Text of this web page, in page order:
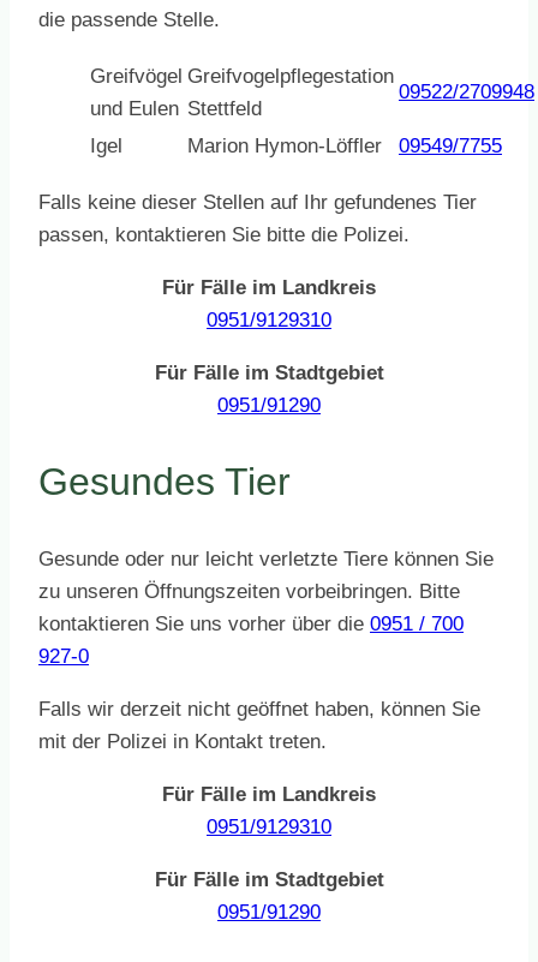
die passende Stelle.
Greifvögel
und Eulen
Greifvogelpflegestation
Stettfeld
09522/2709948
Igel Marion Hymon-Löffler 09549/7755
Falls keine dieser Stellen auf Ihr gefundenes Tier
passen, kontaktieren Sie bitte die Polizei.
Für Fälle im Landkreis
0951/9129310
Für Fälle im Stadtgebiet
0951/91290
Gesundes Tier
Gesunde oder nur leicht verletzte Tiere können Sie
zu unseren Öffnungszeiten vorbeibringen. Bitte
kontaktieren Sie uns vorher über die 0951 / 700
927-0
Falls wir derzeit nicht geöffnet haben, können Sie
mit der Polizei in Kontakt treten.
Für Fälle im Landkreis
0951/9129310
Für Fälle im Stadtgebiet
0951/91290